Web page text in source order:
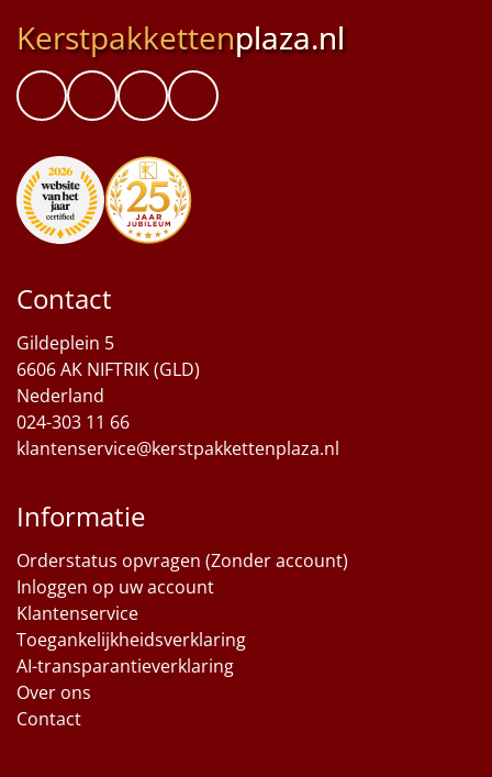
Kerstpakkettenplaza.nl
Contact
Gildeplein 5
6606 AK NIFTRIK (GLD)
Nederland
024-303 11 66
klantenservice@kerstpakkettenplaza.nl
Informatie
Orderstatus opvragen (Zonder account)
Inloggen op uw account
Klantenservice
Toegankelijkheidsverklaring
AI-transparantieverklaring
Over ons
Contact